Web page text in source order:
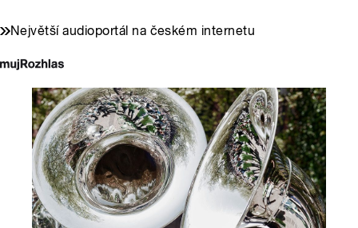
Největší audioportál na českém internetu